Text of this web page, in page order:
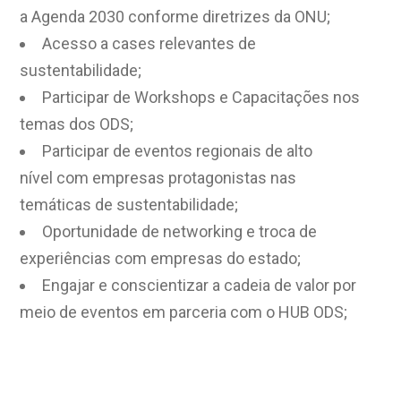
a Agenda 2030 conforme diretrizes da ONU;
Acesso a cases relevantes de
sustentabilidade;
Participar de Workshops e Capacitações nos
temas dos ODS;
Participar de eventos regionais de alto
nível com empresas protagonistas nas
temáticas de sustentabilidade;
Oportunidade de networking e troca de
experiências com empresas do estado;
Engajar e conscientizar a cadeia de valor por
meio de eventos em parceria com o HUB ODS;​